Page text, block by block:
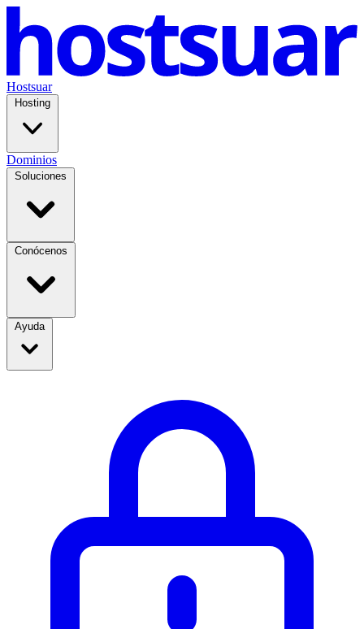
Hostsuar
Hosting
Dominios
Soluciones
Conócenos
Ayuda